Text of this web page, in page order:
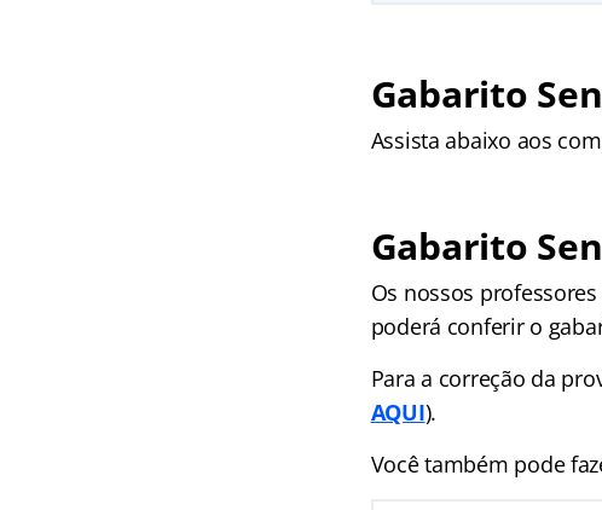
Gabarito
Assista abaixo aos
Gabarito
Os nossos
poderá conferir o
Para a correção da
AQUI).
Você também pode